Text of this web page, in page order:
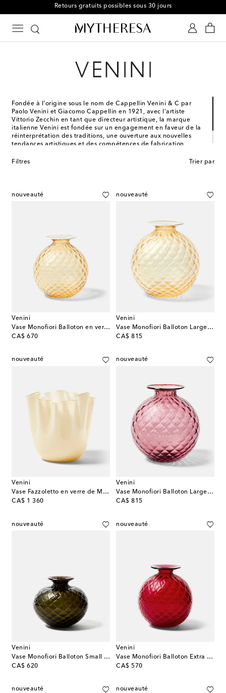
Retours gratuits possibles sous 30 jours
Fondée à l'origine sous le nom de Cappellin Venini & C par
Paolo Venini et Giacomo Cappellin en 1921, avec l'artiste
Vittorio Zecchin en tant que directeur artistique, la marque
italienne Venini est fondée sur un engagement en faveur de la
réinterprétation des traditions, une ouverture aux nouvelles
tendances artistiques et des compétences de fabrication
objets décoratifs conçus en verre de Murano.
Filtres Trier par
nouveauté
Venini
Vase Monofiori Balloton en verre de Murano
CA$ 670
original price
nouveauté
Venini
Vase Monofiori Balloton Large en verre de Murano
CA$ 815
original price
nouveauté
Venini
Vase Fazzoletto en verre de Murano de Fulvio Bianconi et Paolo Venini
CA$ 1 360
original price
nouveauté
Venini
Vase Monofiori Balloton Large en verre de Murano
CA$ 815
original price
nouveauté
Venini
Vase Monofiori Balloton Small en verre de Murano
CA$ 620
original price
nouveauté
Venini
Vase Monofiori Balloton Extra Small en verre de Murano
CA$ 570
original price
nouveauté nouveauté